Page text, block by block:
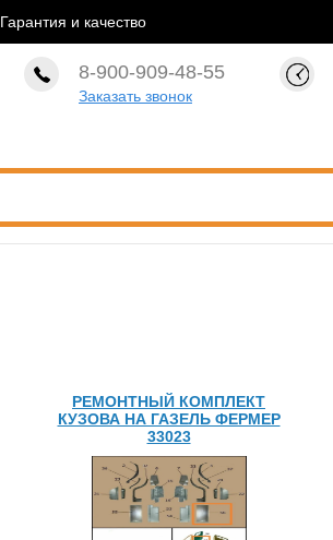
Гарантия и качество
8-900-909-48-55
Заказать звонок
РЕМОНТНЫЙ КОМПЛЕКТ
КУЗОВА НА ГАЗЕЛЬ ФЕРМЕР
33023